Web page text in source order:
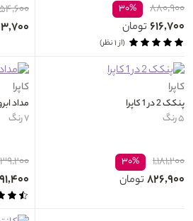
۸۸۰,۹۰۰ ۳۰%
۶۱۶,۷۰۰ تومان
(از ۱ نظر)
کاپرا
پنکک 2 در 1 کاپرا
۵ رنگ
۱,۱۸۱,۲۰۰ ۳۰%
۸۲۶,۹۰۰ تومان
کاپرا
مداد
۷ رنگ